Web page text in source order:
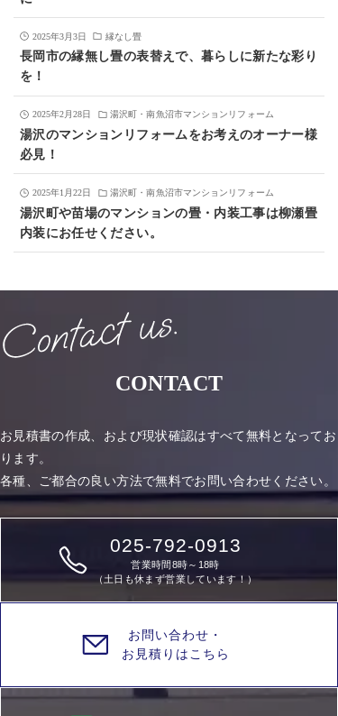
2025年3月3日 縁なし畳
長岡市の縁無し畳の表替えで、暮らしに新たな彩り
を！
2025年2月28日 湯沢町・南魚沼市マンションリフォーム
湯沢のマンションリフォームをお考えのオーナー様
必見！
2025年1月22日 湯沢町・南魚沼市マンションリフォーム
湯沢町や苗場のマンションの畳・内装工事は柳瀬畳
内装にお任せください。
CONTACT
お見積書の作成、および現状確認はすべて無料となってお
ります。
各種、ご都合の良い方法で無料でお問い合わせください。
025-792-0913
営業時間8時～18時
（土日も休まず営業しています！）
お問い合わせ・
お見積りはこちら